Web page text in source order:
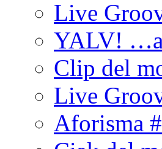
Live
YALV! …a
Clip del
Live
Aforisma